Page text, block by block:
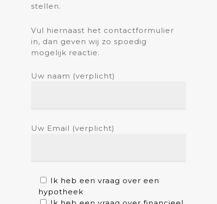
stellen.
Vul hiernaast het contactformulier
in, dan geven wij zo spoedig
mogelijk reactie.
Uw naam (verplicht)
Uw Email (verplicht)
Ik heb een vraag over een
hypotheek